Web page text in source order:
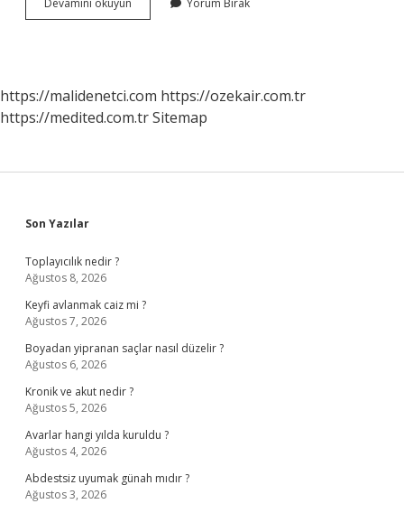
Devamını okuyun
Sütyenli
Yorum Bırak
https://malidenetci.com https://ozekair.com.tr
https://medited.com.trSitemap
Sidebar
Son Yazılar
Toplayıcılık nedir ?
Ağustos 8, 2026
Keyfi avlanmak caiz mi ?
Ağustos 7, 2026
Boyadan yipranan saçlar nasıl düzelir ?
Ağustos 6, 2026
Kronik ve akut nedir ?
Ağustos 5, 2026
Avarlar hangi yılda kuruldu ?
Ağustos 4, 2026
Abdestsiz uyumak günah mıdır ?
Ağustos 3, 2026